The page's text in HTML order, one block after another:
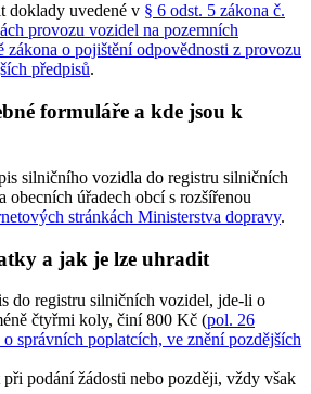
doklady uvedené v § 6 odst. 5 zákona č.
provozu vozidel na pozemních
zákona o pojištění odpovědnosti z provozu
předpisů.
formuláře a kde jsou k
silničního vozidla do registru silničních
úřadech obcí s rozšířenou
stránkách Ministerstva dopravy.
a jak je lze uhradit
do registru silničních vozidel, jde-li o
čtyřmi koly, činí800 Kč (pol. 26
správních poplatcích, ve znění pozdějších
podání žádosti nebo později, vždy však